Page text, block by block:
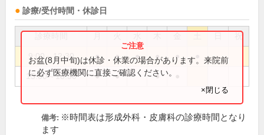
診療/受付時間・休診日
祝
9:00～12:30 ● ● ● ● ●
15:00～18:30 ● ● ●
お盆(8月中旬)は休診・休業の場合があります。来院前
に必ず医療機関に直接ご確認ください。
×閉じる
備考: ※時間表は形成外科・皮膚科の診療時間となり
ます